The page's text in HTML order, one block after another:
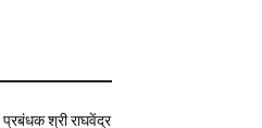
श्री राघवेंद्र